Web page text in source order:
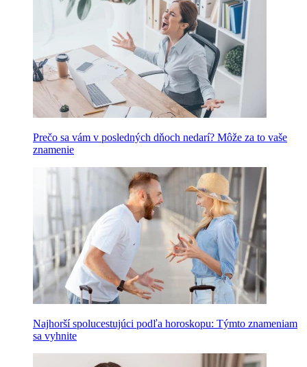
Prečo sa vám v posledných dňoch nedarí? Môže za to vaše
znamenie
Najhorší spolucestujúci podľa horoskopu: Týmto znameniam
sa vyhnite